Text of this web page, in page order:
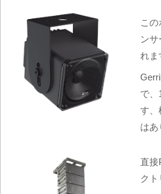
こ
ン
れま
で、
す、
はあ
直接
ク